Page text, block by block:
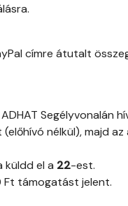
címre átutalt
Segélyvonalán
nélkül), majd
küldd el a 22-est.
Ft támogatást jelent.